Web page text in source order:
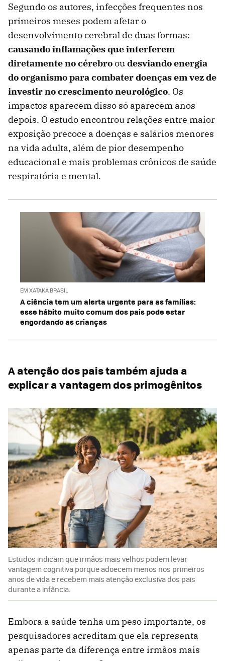
Segundo os autores, infecções frequentes nos
primeiros meses podem afetar o
desenvolvimento cerebral de duas formas:
causando inflamações que interferem
diretamente no cérebrooudesviando energia
do organismo para combater doenças em vez de
investir no crescimento neurológico. Os
impactos aparecem disso só aparecem anos
depois. O estudo encontrou relações entre maior
exposição precoce a doenças e salários menores
na vida adulta, além de pior desempenho
educacional e mais problemas crônicos de saúde
respiratória e mental.
EM XATAKA BRASIL
A ciência tem um alerta urgente para as famílias:
esse hábito muito comum dos pais pode estar
engordando as crianças
A atenção dos pais também ajuda a
explicar a vantagem dos primogênitos
Estudos indicam que irmãos mais velhos podem levar
vantagem cognitiva porque adoecem menos nos primeiros
anos de vida e recebem mais atenção exclusiva dos pais
durante a infância.
Embora a saúde tenha um peso importante, os
pesquisadores acreditam que ela representa
apenas parte da diferença entre irmãos mais